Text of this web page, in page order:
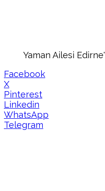
Yaman Ailesi
Facebook
X
Pinterest
Linkedin
WhatsApp
Telegram